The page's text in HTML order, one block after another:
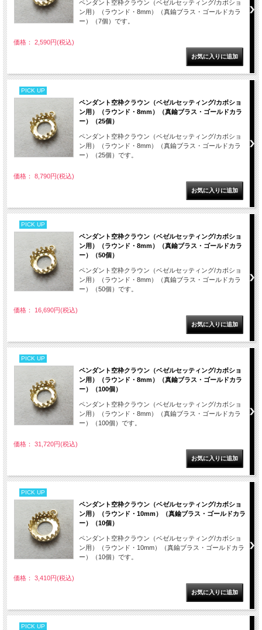
ペンダント空枠クラウン（ベゼルセッティング/カボショ
ン用）（ラウンド・8mm）（真鍮ブラス・ゴールドカラ
ー）（7個）です。
価格： 2,590円(税込)
PICK UP
ペンダント空枠クラウン（ベゼルセッティング/カボショ
ン用）（ラウンド・8mm）（真鍮ブラス・ゴールドカラ
ー）（25個）
ペンダント空枠クラウン（ベゼルセッティング/カボショ
ン用）（ラウンド・8mm）（真鍮ブラス・ゴールドカラ
ー）（25個）です。
価格： 8,790円(税込)
PICK UP
ペンダント空枠クラウン（ベゼルセッティング/カボショ
ン用）（ラウンド・8mm）（真鍮ブラス・ゴールドカラ
ー）（50個）
ペンダント空枠クラウン（ベゼルセッティング/カボショ
ン用）（ラウンド・8mm）（真鍮ブラス・ゴールドカラ
ー）（50個）です。
価格： 16,690円(税込)
PICK UP
ペンダント空枠クラウン（ベゼルセッティング/カボショ
ン用）（ラウンド・8mm）（真鍮ブラス・ゴールドカラ
ー）（100個）
ペンダント空枠クラウン（ベゼルセッティング/カボショ
ン用）（ラウンド・8mm）（真鍮ブラス・ゴールドカラ
ー）（100個）です。
価格： 31,720円(税込)
PICK UP
ペンダント空枠クラウン（ベゼルセッティング/カボショ
ン用）（ラウンド・10mm）（真鍮ブラス・ゴールドカラ
ー）（10個）
ペンダント空枠クラウン（ベゼルセッティング/カボショ
ン用）（ラウンド・10mm）（真鍮ブラス・ゴールドカラ
ー）（10個）です。
価格： 3,410円(税込)
PICK UP